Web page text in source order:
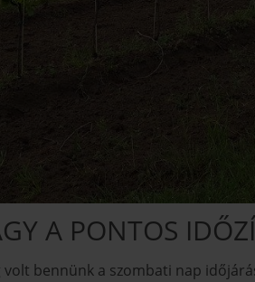
A PONTOS
bennünk a szombati nap